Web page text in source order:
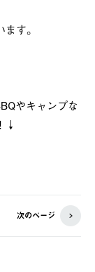
す。
やキャンプな
↓
次のページ